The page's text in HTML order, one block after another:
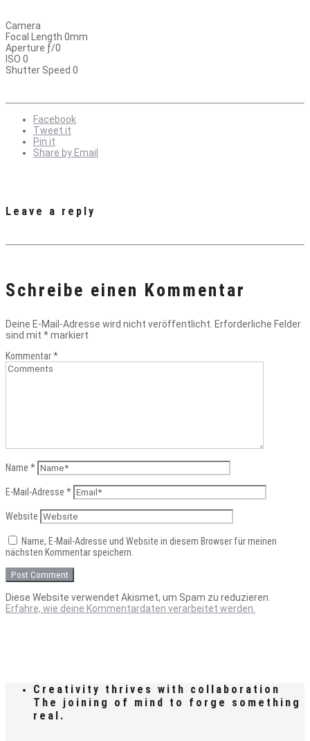
Camera
Focal Length 0mm
Aperture ƒ/0
ISO 0
Shutter Speed 0
Facebook
Tweet it
Pin it
Share by Email
Leave a reply
Schreibe einen Kommentar
Deine E-Mail-Adresse wird nicht veröffentlicht. Erforderliche Felder
sind mit *markiert
Kommentar*
Name *
E-Mail-Adresse *
Website
Name, E-Mail-Adresse und Website in diesem Browser für meinen
nächsten Kommentar speichern.
Diese Website verwendet Akismet, um Spam zu reduzieren.
Erfahre, wie deine Kommentardaten verarbeitet werden.
Creativity thrives with collaboration
The joining of mind to forge something
real.